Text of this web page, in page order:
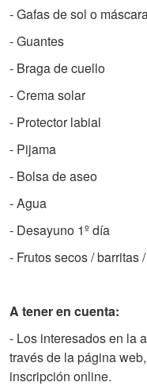
- Gafas de sol o
- Guantes
- Braga de cuello
- Crema solar
- Protector labial
- Pijama
- Bolsa de aseo
- Agua
- Desayuno 1º día
- Frutos secos / barritas
A tener en cuenta:
- Los interesados en la
través de la página
inscripción online.